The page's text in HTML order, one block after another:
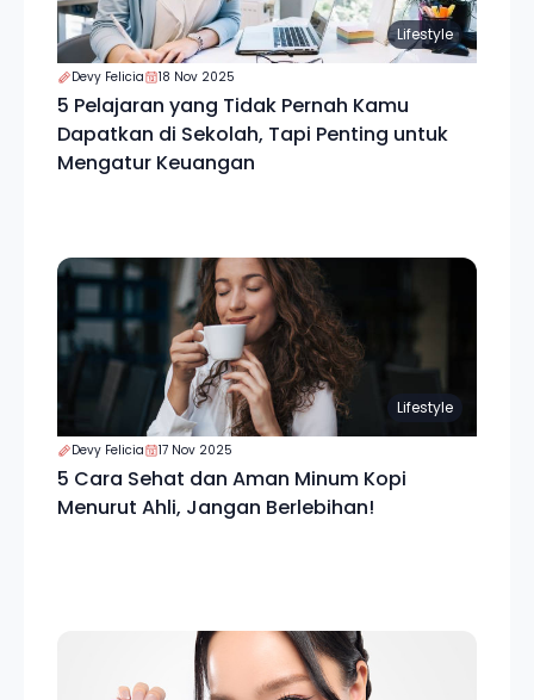
Lifestyle
Devy Felicia 18 Nov 2025
5 Pelajaran yang Tidak Pernah Kamu
Dapatkan di Sekolah, Tapi Penting untuk
Mengatur Keuangan
Lifestyle
Devy Felicia 17 Nov 2025
5 Cara Sehat dan Aman Minum Kopi
Menurut Ahli, Jangan Berlebihan!